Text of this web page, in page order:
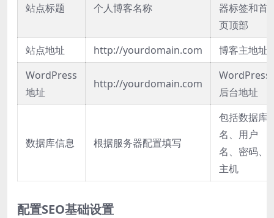
站点标题 个人博客名称
器标签和首
页顶部
站点地址
http://yourdomain.com
博客主地址
WordPress
地址
http://yourdomain.com
WordPress
后台地址
数据库信息 根据服务器配置填写
包括数据库
名、用户
名、密码、
主机
配置SEO基础设置